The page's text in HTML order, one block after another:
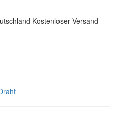
Kostenloser Versand